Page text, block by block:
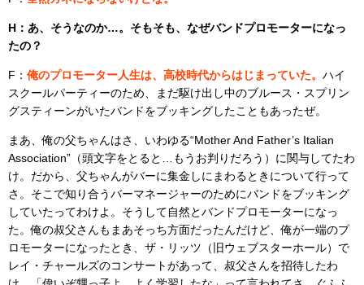
H：あ、そうなのか…。そもそも、なぜバンドプロモーターになっ
たの？
F： 俺のプロモーター人生は、高校時代からはじまっていた。 ハイ
スクールパーティーのため、まだ駆け出し中のブルース・スプリン
グスティーンがいたバンドをブッキングしたこともあったぜ。
まあ、俺の父ちゃんはさ、いわゆる“Mother And Father’s Italian
Association”（頭文字をとると…もうお判りだろう）に関与してたわ
け。だから、父ちゃんがバーに集金しにまわるときについて行って
さ。そこで知り合うバーマネージャーのためにバンドをブッキング
していたってわけよ。そうして自然とバンドプロモーターになっ
た。俺の叔父さんもまあそっち方面だったんだけど、俺が一端のプ
ロモーターになったとき、ザ・リッツ（旧ウェブスターホール）で
レイ・チャールズのコンサートがあって、叔父さんを招待したわ